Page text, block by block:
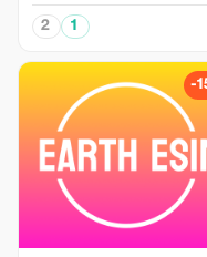
2 1
-